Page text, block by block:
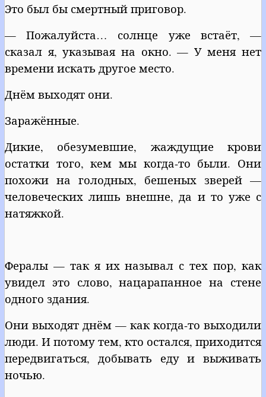
Это был бы смертный приговор.
— Пожалуйста… солнце уже встаёт, —
сказал я, указывая на окно. — У меня нет
времени искать другое место.
Днём выходят они.
Заражённые.
Дикие, обезумевшие, жаждущие крови
остатки того, кем мы когда-то были. Они
похожи на голодных, бешеных зверей —
человеческих лишь внешне, да и то уже с
натяжкой.
Фералы — так я их называл с тех пор, как
увидел это слово, нацарапанное на стене
одного здания.
Они выходят днём — как когда-то выходили
люди. И потому тем, кто остался, приходится
передвигаться, добывать еду и выживать
ночью.